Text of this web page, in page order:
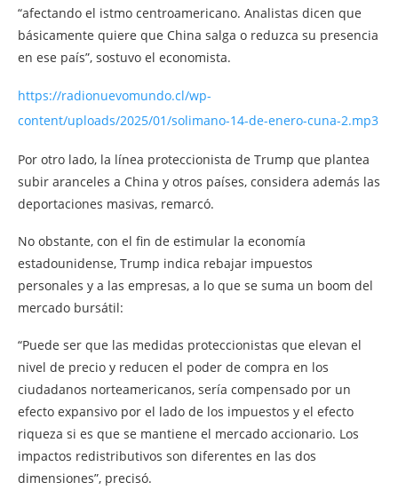
“afectando el istmo centroamericano. Analistas dicen que
básicamente quiere que China salga o reduzca su presencia
en ese país”, sostuvo el economista.
https://radionuevomundo.cl/wp-
content/uploads/2025/01/solimano-14-de-enero-cuna-2.mp3
Por otro lado, la línea proteccionista de Trump que plantea
subir aranceles a China y otros países, considera además las
deportaciones masivas, remarcó.
No obstante, con el fin de estimular la economía
estadounidense, Trump indica rebajar impuestos
personales y a las empresas, a lo que se suma un boom del
mercado bursátil:
“Puede ser que las medidas proteccionistas que elevan el
nivel de precio y reducen el poder de compra en los
ciudadanos norteamericanos, sería compensado por un
efecto expansivo por el lado de los impuestos y el efecto
riqueza si es que se mantiene el mercado accionario. Los
impactos redistributivos son diferentes en las dos
dimensiones”, precisó.